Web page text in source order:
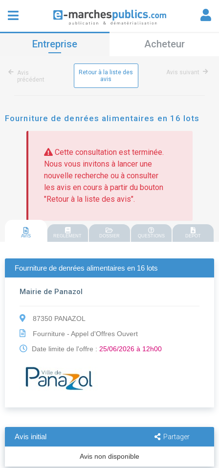
Entreprise Acheteur
Avis
précédent
Retour à la liste des
avis
Avis suivant
Fourniture de denrées alimentaires en 16 lots
Cette consultation est terminée.
Nous vous invitons à lancer une
nouvelle recherche ou à consulter
les avis en cours à partir du bouton
"Retour à la liste des avis".
AVIS REGLEMENT DOSSIER QUESTIONS DEPOT
Fourniture de denrées alimentaires en 16 lots
Mairie de Panazol
87350 PANAZOL
Fourniture - Appel d'Offres Ouvert
Date limite de l'offre : 25/06/2026 à 12h00
Avis initial Partager
Avis non disponible